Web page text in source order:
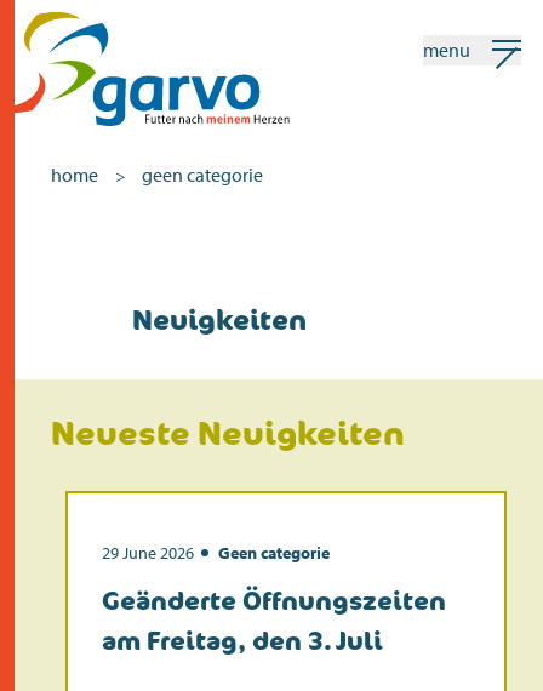
home
geschäfte
neuigkeiten
kontakt
menu
home > geen categorie
Neuigkeiten
Neueste Neuigkeiten
29 June 2026 Geen categorie
Geänderte Öffnungszeiten
am Freitag, den 3. Juli